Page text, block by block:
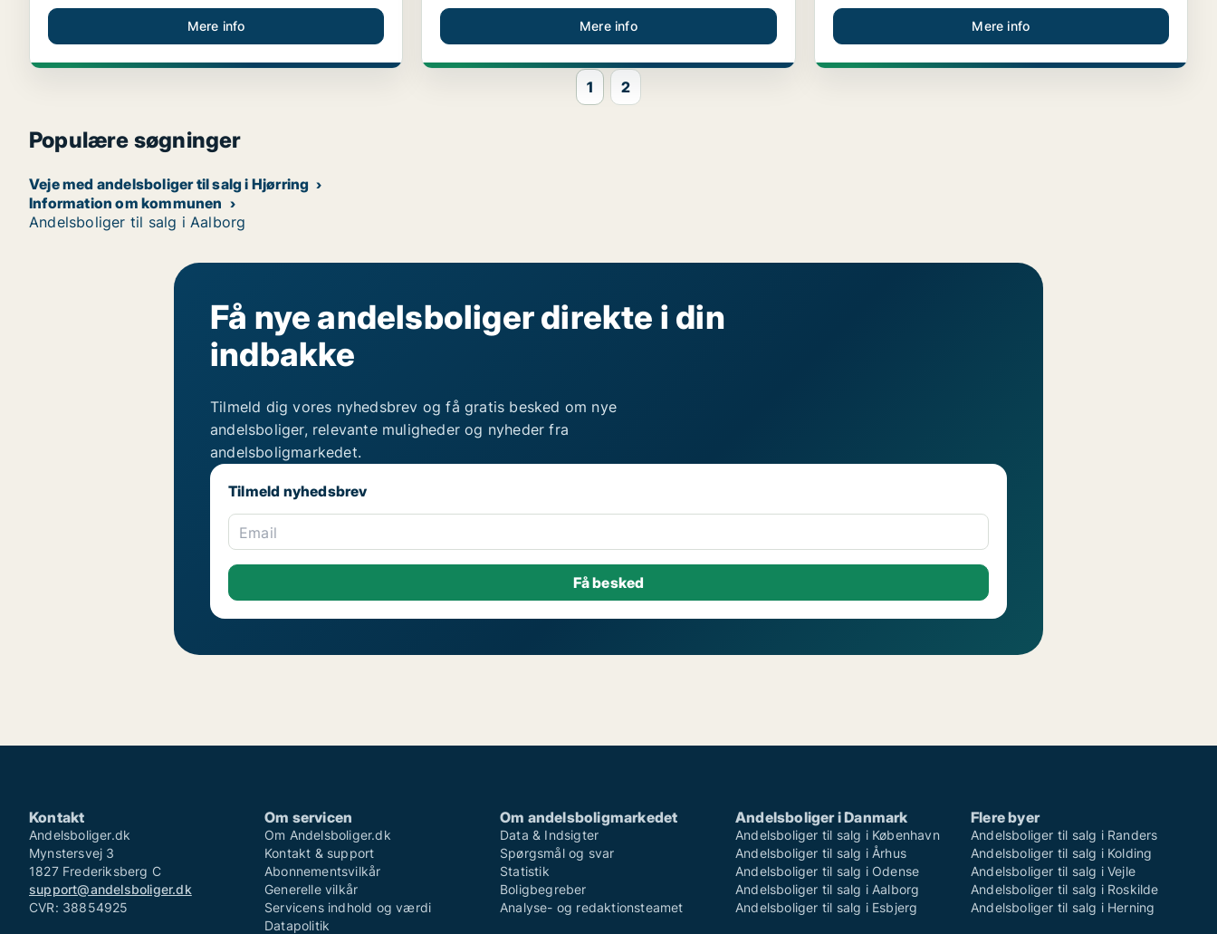
Mere info Mere info Mere info
1 2
Populære søgninger
Veje med andelsboliger til salg i Hjørring
Information om kommunen
Andelsboliger til salg i Aalborg
Få nye andelsboliger direkte i din
indbakke
Tilmeld dig vores nyhedsbrev og få gratis besked om nye
andelsboliger, relevante muligheder og nyheder fra
andelsboligmarkedet.
Tilmeld nyhedsbrev
Email
Kontakt
Andelsboliger.dk
Mynstersvej 3
1827 Frederiksberg C
support@andelsboliger.dk
CVR: 38854925
Om servicen
Om Andelsboliger.dk
Kontakt & support
Abonnementsvilkår
Generelle vilkår
Servicens indhold og værdi
Datapolitik
Om andelsboligmarkedet
Data & Indsigter
Spørgsmål og svar
Statistik
Boligbegreber
Analyse- og redaktionsteamet
Andelsboliger i Danmark
Andelsboliger til salg i København
Andelsboliger til salg i Århus
Andelsboliger til salg i Odense
Andelsboliger til salg i Aalborg
Andelsboliger til salg i Esbjerg
Flere byer
Andelsboliger til salg i Randers
Andelsboliger til salg i Kolding
Andelsboliger til salg i Vejle
Andelsboliger til salg i Roskilde
Andelsboliger til salg i Herning